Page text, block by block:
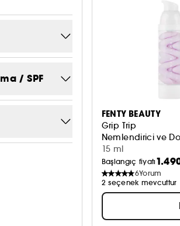
/ SPF
FENTY BEAUTY
Grip Trip
Nemlendirici ve
15 ml
Başlangıç fiyatı
6Yorum
2 seçenek mevcuttur